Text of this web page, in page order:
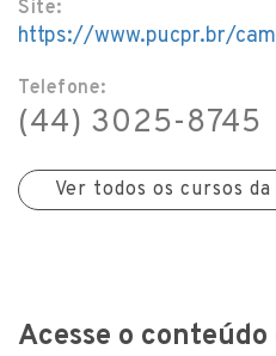
Site:
https://www.pucpr.br/
Telefone:
(44) 3025-8745
Ver todos os cursos
Acesse o conteúdo